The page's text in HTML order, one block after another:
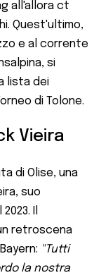
all'allora ct
Quest'ultimo,
e al corrente
si
lista dei
di Tolone.
Vieira
di Olise, una
suo
Il
retroscena
"Tutti
la nostra